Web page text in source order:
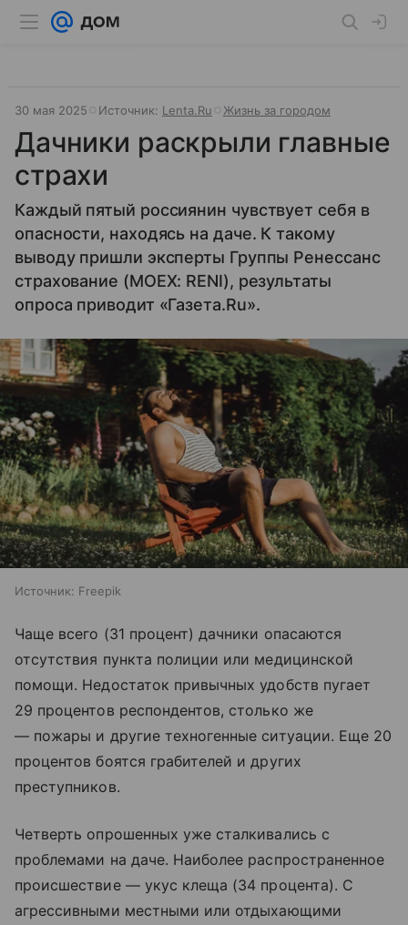
30 мая 2025 Источник: Lenta.Ru Жизнь за городом
Дачники раскрыли главные
страхи
Каждый пятый россиянин чувствует себя в
опасности, находясь на даче. К такому
выводу пришли эксперты Группы Ренессанс
страхование (MOEX: RENI), результаты
опроса приводит «Газета.Ru».
Источник: Freepik
Чаще всего (31 процент) дачники опасаются
отсутствия пункта полиции или медицинской
помощи. Недостаток привычных удобств пугает
29 процентов респондентов, столько же
— пожары и другие техногенные ситуации. Еще 20
процентов боятся грабителей и других
преступников.
Четверть опрошенных уже сталкивались с
проблемами на даче. Наиболее распространенное
происшествие — укус клеща (34 процента). С
агрессивными местными или отдыхающими